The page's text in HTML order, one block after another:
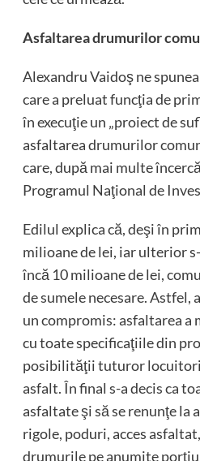
Asfaltarea drumurilor
Alexandru Vaidoş ne
care a preluat funcţia de
în execuţie un „proiect de
asfaltarea drumurilor
care, după mai multe
Programul Naţional de
Edilul explica că, deşi în
milioane de lei, iar ulterior
încă 10 milioane de lei,
de sumele necesare. Astfel,
un compromis: asfaltarea a
cu toate specificaţiile din
posibilităţii tuturor
asfalt. În final s-a decis ca
asfaltate şi să se renunţe la
rigole, poduri, acces
drumurile pe anumite